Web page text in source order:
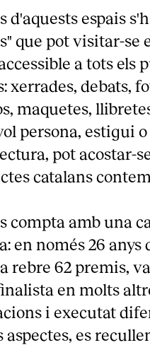
d'aquests espais
que pot visitar-se
a tots els
xerrades, debats,
maquetes,
persona, estigui
pot acostar-
catalans
compta amb una
en només 26 anys
rebre 62 premis,
en molts
i executat
aspectes, es